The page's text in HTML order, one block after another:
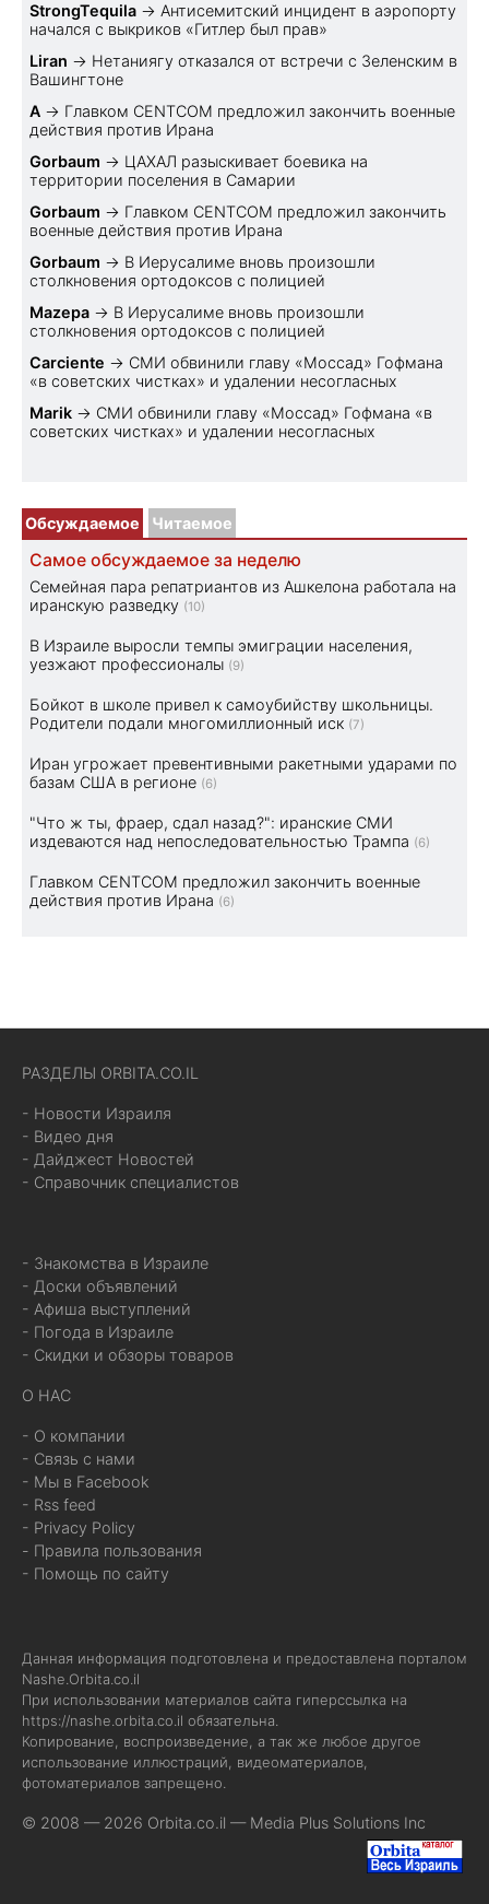
StrongTequila → Антисемитский инцидент в аэропорту
начался с выкриков «Гитлер был прав»
Liran → Нетаниягу отказался от встречи с Зеленским в
Вашингтоне
A → Главком CENTCOM предложил закончить военные
действия против Ирана
Gorbaum → ЦАХАЛ разыскивает боевика на
территории поселения в Самарии
Gorbaum → Главком CENTCOM предложил закончить
военные действия против Ирана
Gorbaum → В Иерусалиме вновь произошли
столкновения ортодоксов с полицией
Mazepa → В Иерусалиме вновь произошли
столкновения ортодоксов с полицией
Carciente → СМИ обвинили главу «Моссад» Гофмана
«в советских чистках» и удалении несогласных
Marik → СМИ обвинили главу «Моссад» Гофмана «в
советских чистках» и удалении несогласных
Обсуждаемое Читаемое
Самое обсуждаемое за неделю
Семейная пара репатриантов из Ашкелона работала на
иранскую разведку (10)
В Израиле выросли темпы эмиграции населения,
уезжают профессионалы (9)
Бойкот в школе привел к самоубийству школьницы.
Родители подали многомиллионный иск (7)
Иран угрожает превентивными ракетными ударами по
базам США в регионе (6)
"Что ж ты, фраер, сдал назад?": иранские СМИ
издеваются над непоследовательностью Трампа (6)
Главком CENTCOM предложил закончить военные
действия против Ирана (6)
РАЗДЕЛЫ ORBITA.CO.IL
- Новости Израиля
- Видео дня
- Дайджест Новостей
- Справочник специалистов
- Знакомства в Израиле
- Доски объявлений
- Афиша выступлений
- Погода в Израиле
- Скидки и обзоры товаров
О НАС
- О компании
- Связь с нами
- Мы в Facebook
- Rss feed
- Privacy Policy
- Правила пользования
- Помощь по сайту
Данная информация подготовлена и предоставлена порталом
Nashe.Orbita.co.il
При использовании материалов сайта гиперссылка на
https://nashe.orbita.co.il обязательна.
Копирование, воспроизведение, а так же любое другое
использование иллюстраций, видеоматериалов,
фотоматериалов запрещено.
© 2008 — 2026 Orbita.co.il — Media Plus Solutions Inc